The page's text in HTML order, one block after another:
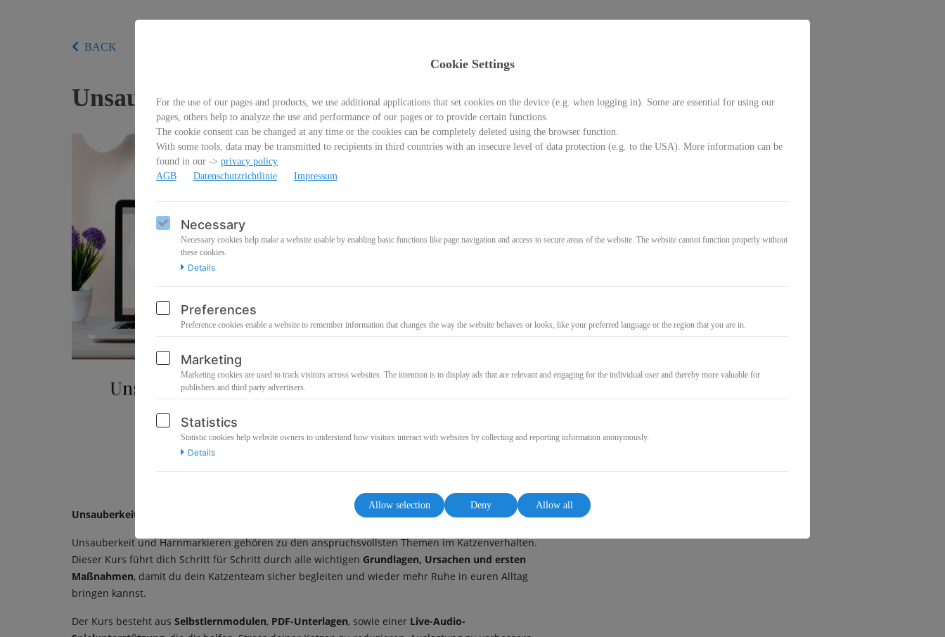
BACK
Unsauberkeit & Harnmarkieren bei Katzen
Unsauberkeit & Harnmarkieren bei Katzen – Dein Selbstlernkurs
Unsauberkeit und Harnmarkieren gehören zu den anspruchsvollsten Themen im Katzenverhalten.
Dieser Kurs führt dich Schritt für Schritt durch alle wichtigen Grundlagen, Ursachen und ersten
Maßnahmen, damit du dein Katzenteam sicher begleiten und wieder mehr Ruhe in euren Alltag
bringen kannst.
Der Kurs besteht aus Selbstlernmodulen, PDF-Unterlagen, sowie einer Live-Audio-
Cookie Settings
For the use of our pages and products, we use additional applications that set cookies on the device (e.g. when logging in). Some are essential for using our
pages, others help to analyze the use and performance of our pages or to provide certain functions.
The cookie consent can be changed at any time or the cookies can be completely deleted using the browser function.
With some tools, data may be transmitted to recipients in third countries with an insecure level of data protection (e.g. to the USA). More information can be
found in our -> privacy policy
AGB
Datenschutzrichtlinie Impressum
Necessary
Necessary cookies help make a website usable by enabling basic functions like page navigation and access to secure areas of the website. The website cannot function properly without
these cookies.
Details
Preferences
Preference cookies enable a website to remember information that changes the way the website behaves or looks, like your preferred language or the region that you are in.
Marketing
Marketing cookies are used to track visitors across websites. The intention is to display ads that are relevant and engaging for the individual user and thereby more valuable for
publishers and third party advertisers.
Statistics
Statistic cookies help website owners to understand how visitors interact with websites by collecting and reporting information anonymously.
Details
Allow selection Deny Allow all